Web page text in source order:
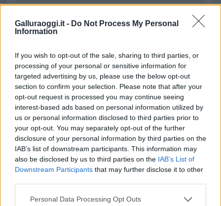
Galluraoggi.it - Do Not Process My Personal
Information
If you wish to opt-out of the sale, sharing to third parties, or
processing of your personal or sensitive information for
targeted advertising by us, please use the below opt-out
section to confirm your selection. Please note that after your
opt-out request is processed you may continue seeing
interest-based ads based on personal information utilized by
us or personal information disclosed to third parties prior to
your opt-out. You may separately opt-out of the further
disclosure of your personal information by third parties on the
IAB’s list of downstream participants. This information may
also be disclosed by us to third parties on the IAB’s List of
Downstream Participants that may further disclose it to other
Please note that this website/app uses one or more Google
Personal Data Processing Opt Outs
Condividi l'articolo
F
a
ce
b
o
o
k
T
w
it
te
r
Pi
n
te
re
st
W
h
at
s
A
p
p
S
h
a
re
Articolo precedente
Prossimo articolo
NOTIZIE RECENTI
Olbia, divieto di sosta contro spaccio e degrado:
esplode la protesta